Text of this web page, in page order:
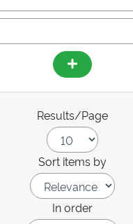
Results/Page
Sort items by
In order